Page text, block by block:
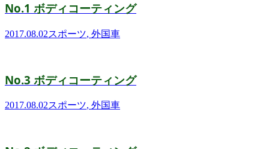
No.1 ボディコーティング
2017.08.02スポーツ, 外国車
No.3 ボディコーティング
2017.08.02スポーツ, 外国車